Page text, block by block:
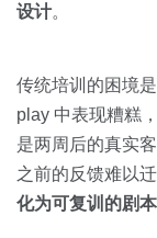
设计。
传统培训的困境
play 中表现糟糕
是两周后的真实
之前的反馈难以
化为可复训的剧